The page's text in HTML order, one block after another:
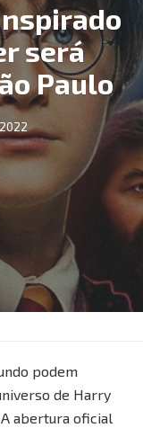
será
Paulo
podem
de Harry
abertura oficial